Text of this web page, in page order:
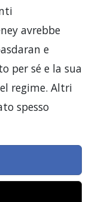
avrebbe
e
per sé e la sua
regime. Altri
spesso